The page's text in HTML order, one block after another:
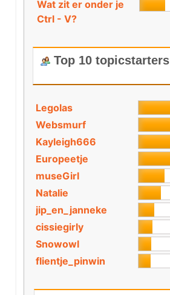
Wat zit er onder je
Ctrl - V?
Top 10 topicstarters
Legolas
Websmurf
Kayleigh666
Europeetje
museGirl
Natalie
jip_en_janneke
cissiegirly
Snowowl
flientje_pinwin